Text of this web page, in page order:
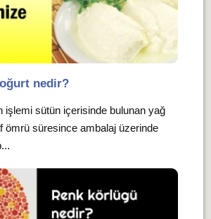
nedir?
işlemi sütün içerisinde bulunan yağ
ömrü süresince ambalaj üzerinde